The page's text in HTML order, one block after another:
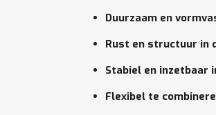
Duurzaam en
Rust en structuur in
Stabiel en inzetbaar
Flexibel te